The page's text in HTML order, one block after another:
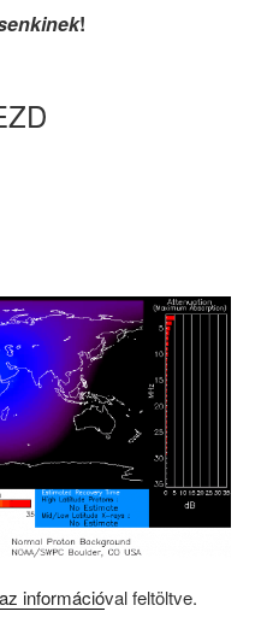
!
információval feltöltve.